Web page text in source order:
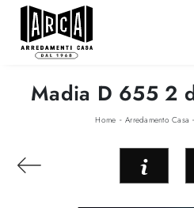
Madia D 655 2
Home -Arredamento Casa -